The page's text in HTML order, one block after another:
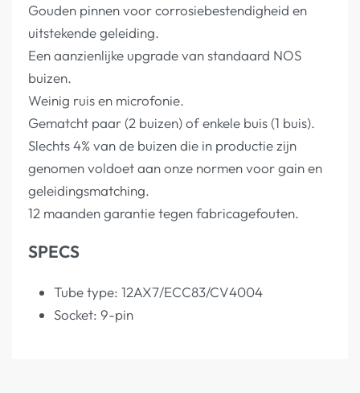
Gouden pinnen voor corrosiebestendigheid en
uitstekende geleiding.
Een aanzienlijke upgrade van standaard NOS
buizen.
Weinig ruis en microfonie.
Gematcht paar (2 buizen) of enkele buis (1 buis).
Slechts 4% van de buizen die in productie zijn
genomen voldoet aan onze normen voor gain en
geleidingsmatching.
12 maanden garantie tegen fabricagefouten.
SPECS
Tube type: 12AX7/ECC83/CV4004
Socket: 9-pin